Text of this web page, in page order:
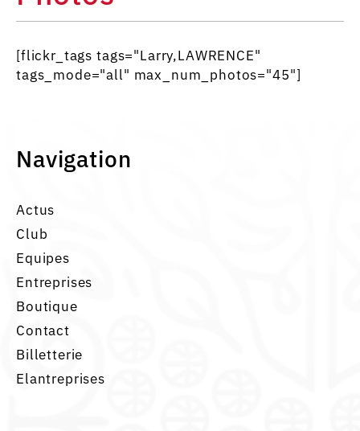
[flickr_tags tags="Larry,LAWRENCE"
tags_mode="all" max_num_photos="45"]
Navigation
Actus
Club
Equipes
Entreprises
Boutique
Contact
Billetterie
Elantreprises